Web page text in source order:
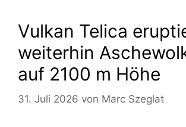
Vulkan Telica
weiterhin
auf 2100 m Höhe
31. Juli 2026 von Marc Szeglat